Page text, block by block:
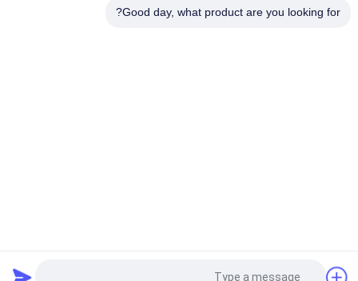
Good day, what product are you looking for?